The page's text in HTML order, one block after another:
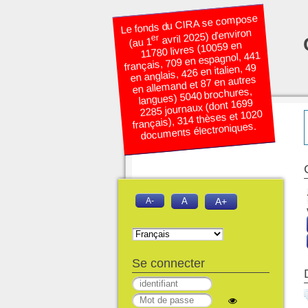
Le fonds du CIRA se compose
(au 1eravril 2025) d’environ
11780 livres (10059 en
français, 709 en espagnol, 441
en anglais, 426 en italien, 49
en allemand et 87 en autres
langues) 5040 brochures,
2285 journaux (dont 1699
français), 314 thèses et 1020
documents électroniques.
A- A A+
Se connecter